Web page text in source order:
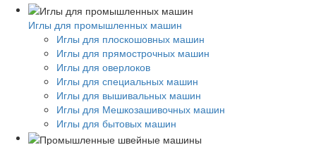
Иглы для промышленных машин
Иглы для плоскошовных машин
Иглы для прямострочных машин
Иглы для оверлоков
Иглы для специальных машин
Иглы для вышивальных машин
Иглы для Мешкозашивочных машин
Иглы для бытовых машин